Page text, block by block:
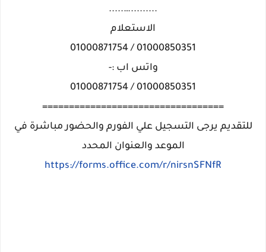
.........….....
الاستعلام
01000850351 / 01000871754
واتس اب :-
01000850351 / 01000871754
==================================
للتقديم يرجى التسجيل علي الفورم والحضور مباشرة في
الموعد والعنوان المحدد
https://forms.office.com/r/nirsnSFNfR